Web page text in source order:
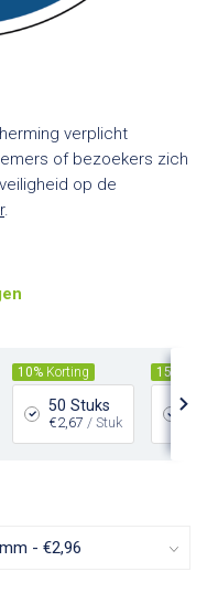
verplicht
of bezoekers zich
op de
.
10% Korting
50 Stuks
€2,67 / Stuk
15%